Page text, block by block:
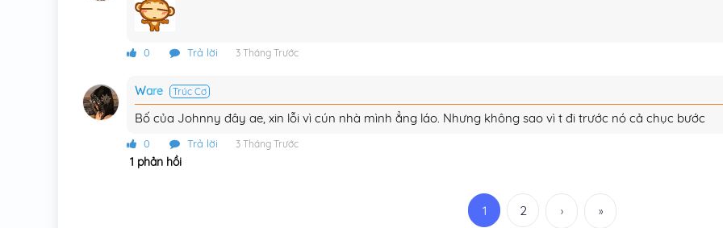
0 Trả lời 3 Tháng Trước
Ware Trúc Cơ
Bố của Johnny đây ae, xin lỗi vì cún nhà mình ẳng láo. Nhưng không sao vì t đi trước nó cả chục bước
0 Trả lời 3 Tháng Trước
1 phản hồi
1 2 › »